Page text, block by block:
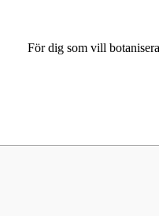
För dig som vill